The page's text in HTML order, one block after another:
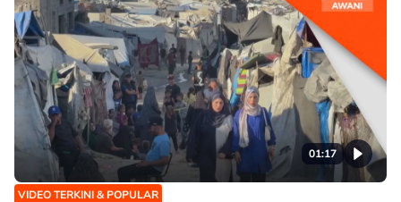
01:17
VIDEO TERKINI & POPULAR